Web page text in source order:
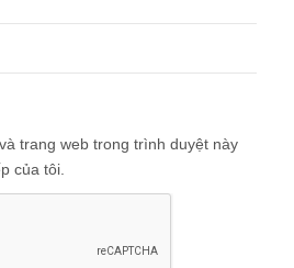
trang web trong trình duyệt này
của tôi.